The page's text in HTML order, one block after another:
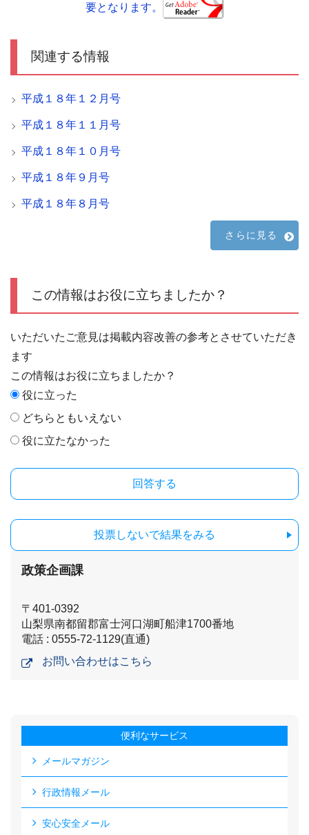
要となります。
関連する情報
平成１８年１２月号
平成１８年１１月号
平成１８年１０月号
平成１８年９月号
平成１８年８月号
さらに見る
この情報はお役に立ちましたか？
いただいたご意見は掲載内容改善の参考とさせていただき
ます
この情報はお役に立ちましたか？
役に立った
どちらともいえない
役に立たなかった
投票しないで結果をみる
政策企画課
〒401-0392
山梨県南都留郡富士河口湖町船津1700番地
電話 : 0555-72-1129(直通)
お問い合わせはこちら
便利なサービス
メールマガジン
行政情報メール
安心安全メール